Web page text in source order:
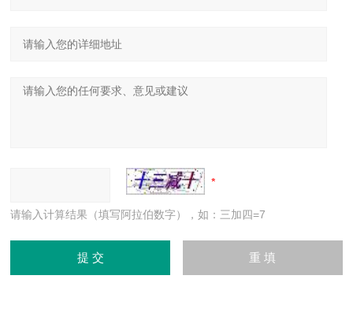
请输入计算结果（填写阿拉伯数字），如：三加四=7